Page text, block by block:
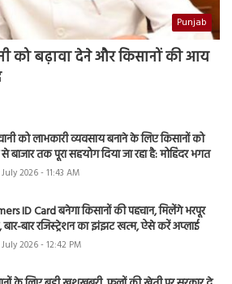
Punjab
को बढ़ावा देने और किसानों की आय
को लाभकारी व्यवसाय बनाने के लिए किसानों को
बाजार तक पूरा सहयोग दिया जा रहा है: मोहिंदर भगत
July 2026 - 11:43 AM
ID Card बनेगा किसानों की पहचान, मिलेंगे भरपूर
बार-बार रजिस्ट्रेशन का झंझट खत्म, ऐसे करें अप्लाई
July 2026 - 12:42 PM